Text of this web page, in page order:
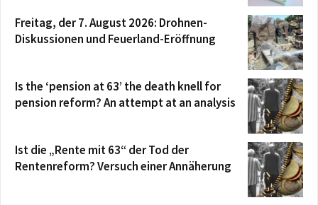
Freitag, der 7. August 2026: Drohnen-
Diskussionen und Feuerland-Eröffnung
Is the ‘pension at 63’ the death knell for
pension reform? An attempt at an analysis
Ist die „Rente mit 63“ der Tod der
Rentenreform? Versuch einer Annäherung